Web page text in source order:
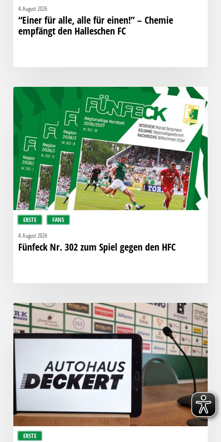
4. August 2026
“Einer für alle, alle für einen!” – Chemie
empfängt den Halleschen FC
ERSTE FANS
Fünfeck
Nr.
zum
Spiel
gegen
den
HFC
4. August 2026
Fünfeck Nr. 302 zum Spiel gegen den HFC
ERSTE
Pressegespräch
vor
Chemie
–
Hallescher
FC